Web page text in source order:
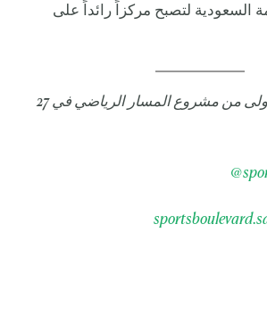
السعودية لتصبح مركزاً رائداً على
تم افتتاح المرحلة الأولى من مشروع المسار الرياضي في 27
@